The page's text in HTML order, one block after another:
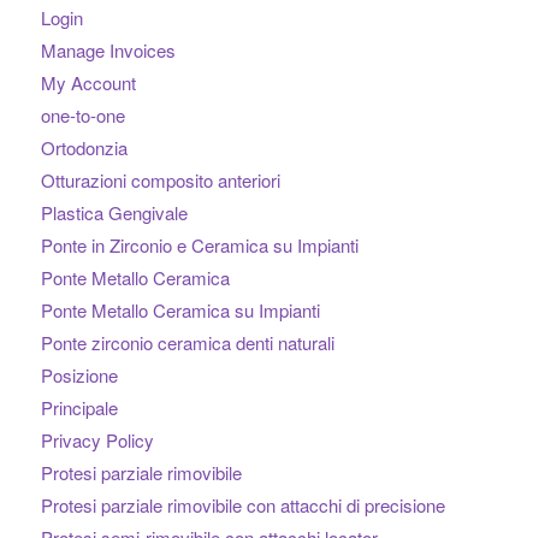
Login
Manage Invoices
My Account
one-to-one
Ortodonzia
Otturazioni composito anteriori
Plastica Gengivale
Ponte in Zirconio e Ceramica su Impianti
Ponte Metallo Ceramica
Ponte Metallo Ceramica su Impianti
Ponte zirconio ceramica denti naturali
Posizione
Principale
Privacy Policy
Protesi parziale rimovibile
Protesi parziale rimovibile con attacchi di precisione